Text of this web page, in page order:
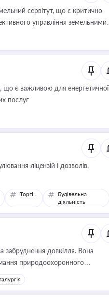
сервітут, що є критично
управління земельними
що є важливою для енергетичної
послуг
ліцензій і дозволів,
Торгівля
Будівельна
діяльність
забруднення довкілля. Вона
природоохоронного